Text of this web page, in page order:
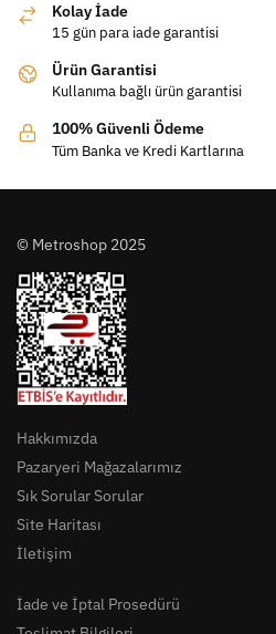
Kolay İade
15 gün para iade garantisi
Ürün Garantisi
Kullanıma bağlı ürün garantisi
100% Güvenli Ödeme
Tüm Banka ve Kredi Kartlarına
© Metroshop 2025
Hakkımızda
Pazaryeri Mağazalarımız
Sık Sorular Sorular
Site Haritası
İletişim
İade ve İptal Prosedürü